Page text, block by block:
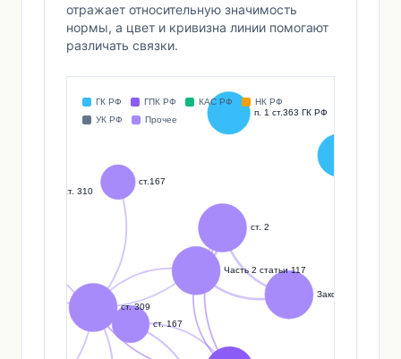
отражает относительную значимость
нормы, а цвет и кривизна линии помогают
различать связки.